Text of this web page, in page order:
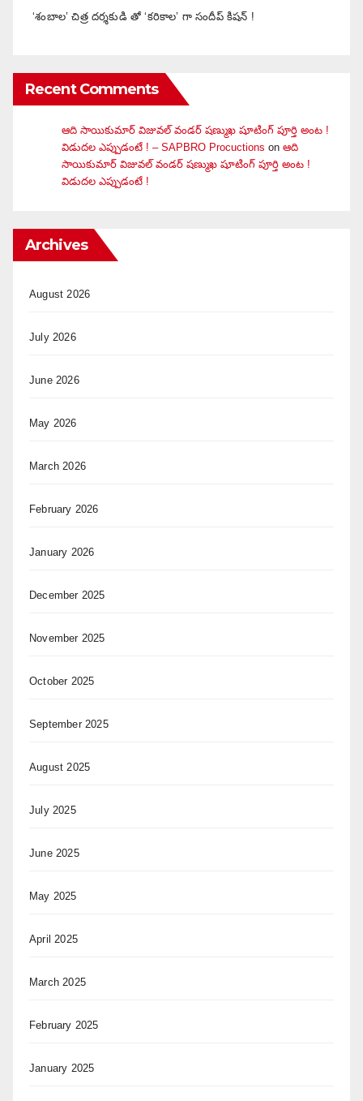
‘శంబాల’ చిత్ర దర్శకుడి తో ‘కరికాల’ గా సందీప్ కిషన్ !
Recent Comments
ఆది సాయికుమార్ విజువ‌ల్ వండ‌ర్ ష‌ణ్ముఖ షూటింగ్ పూర్తి అంట !
విడుదల ఎప్పుడంటే ! – SAPBRO Procuctions on ఆది
సాయికుమార్ విజువ‌ల్ వండ‌ర్ ష‌ణ్ముఖ షూటింగ్ పూర్తి అంట !
విడుదల ఎప్పుడంటే !
Archives
August 2026
July 2026
June 2026
May 2026
March 2026
February 2026
January 2026
December 2025
November 2025
October 2025
September 2025
August 2025
July 2025
June 2025
May 2025
April 2025
March 2025
February 2025
January 2025